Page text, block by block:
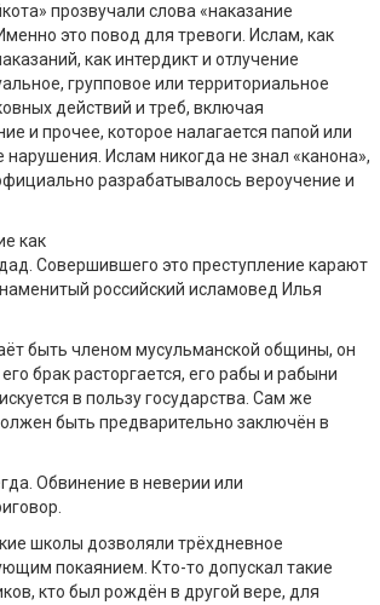
прозвучали слова «наказание
это повод для тревоги. Ислам, как
как интердикт и отлучение
групповое или территориальное
действий и треб, включая
и прочее, которое налагается папой или
Ислам никогда не знал «канона»,
разрабатывалось вероучение и
как
Совершившего это преступление карают
российский исламовед Илья
быть членом мусульманской общины, он
брак расторгается, его рабы и рабыни
в пользу государства. Сам же
быть предварительно заключён в
Обвинение в неверии или
школы дозволяли трёхдневное
покаянием. Кто-то допускал такие
кто был рождён в другой вере, для